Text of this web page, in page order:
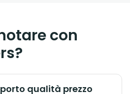
con
qualità prezzo